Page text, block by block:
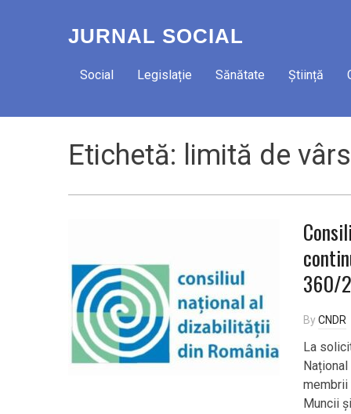
JURNAL SOCIAL
Social Legislație Sănătate Știință
Etichetă: limită de
360/
ByCNDR
La
membrii
Muncii